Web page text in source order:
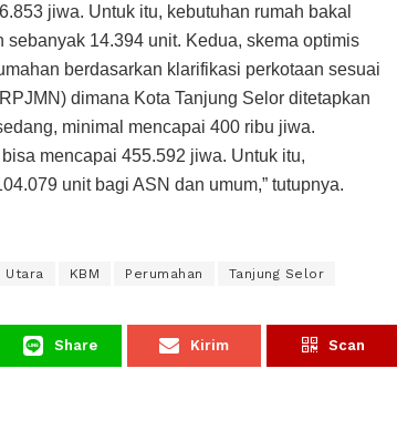
jiwa. Untuk itu, kebutuhan rumah bakal
14.394 unit. Kedua, skema optimis
berdasarkan klarifikasi perkotaan sesuai
dimana Kota Tanjung Selor ditetapkan
minimal mencapai 400 ribu jiwa.
mencapai 455.592 jiwa. Untuk itu,
unit bagi ASN dan umum,” tutupnya.
Utara KBM Perumahan Tanjung Selor
Share Kirim Scan